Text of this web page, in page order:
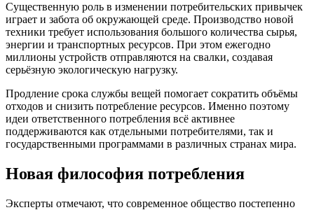
Существенную роль в изменении потребительских привычек
играет и забота об окружающей среде. Производство новой
техники требует использования большого количества сырья,
энергии и транспортных ресурсов. При этом ежегодно
миллионы устройств отправляются на свалки, создавая
серьёзную экологическую нагрузку.
Продление срока службы вещей помогает сократить объёмы
отходов и снизить потребление ресурсов. Именно поэтому
идеи ответственного потребления всё активнее
поддерживаются как отдельными потребителями, так и
государственными программами в различных странах мира.
Новая философия потребления
Эксперты отмечают, что современное общество постепенно